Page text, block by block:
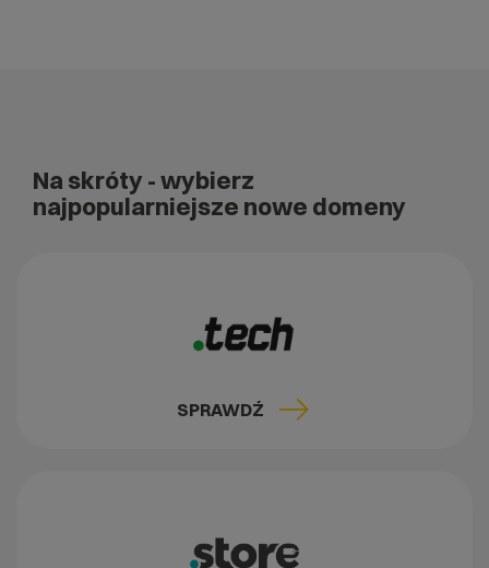
Na skróty - wybierz
najpopularniejsze nowe domeny
SPRAWDŹ